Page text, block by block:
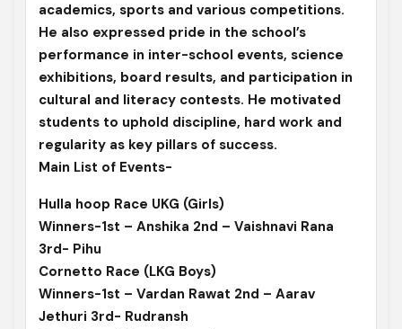
academics, sports and various competitions.
He also expressed pride in the school’s
performance in inter-school events, science
exhibitions, board results, and participation in
cultural and literacy contests. He motivated
students to uphold discipline, hard work and
regularity as key pillars of success.
Main List of Events-
Hulla hoop Race UKG (Girls)
Winners-1st – Anshika 2nd – Vaishnavi Rana
3rd- Pihu
Cornetto Race (LKG Boys)
Winners-1st – Vardan Rawat 2nd – Aarav
Jethuri 3rd- Rudransh